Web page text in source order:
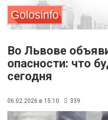
Golosinfo
Во Львове
опасности: что
сегодня
06.02.2026 в 15:10 339